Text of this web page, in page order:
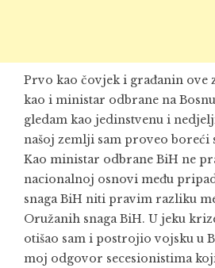
Prvo kao čovjek i građanin ove
kao i ministar odbrane na
gledam kao jedinstvenu i
našoj zemlji sam proveo boreći
Kao ministar odbrane BiH ne
nacionalnoj osnovi među
snaga BiH niti pravim razliku
Oružanih snaga BiH. U jeku
otišao sam i postrojio vojsku u
moj odgovor secesionistima